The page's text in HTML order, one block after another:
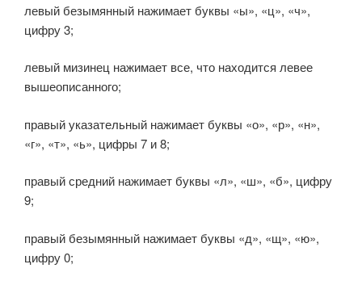
левый безымянный нажимает буквы «ы», «ц», «ч»,
цифру 3;
левый мизинец нажимает все, что находится левее
вышеописанного;
правый указательный нажимает буквы «о», «р», «н»,
«г», «т», «ь», цифры 7 и 8;
правый средний нажимает буквы «л», «ш», «б», цифру
9;
правый безымянный нажимает буквы «д», «щ», «ю»,
цифру 0;